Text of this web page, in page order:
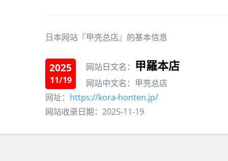
日本网站『甲壳总店』的基本信息
2025
11/19
网站日文名： 甲羅本店
网站中文名：甲壳总店
网址： https://kora-honten.jp/
网站收录日期：2025-11-19